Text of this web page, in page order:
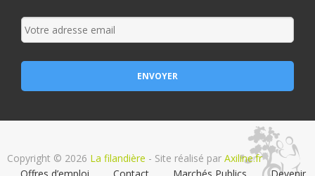
Copyright © 2026 La filandière - Site réalisé par Axiline.fr